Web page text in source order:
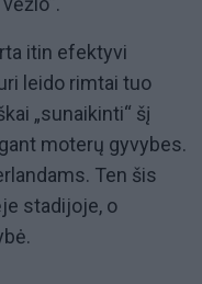
itin efektyvi
leido rimtai tuo
„sunaikinti“ šį
moterų gyvybes.
Ten šis
stadijoje, o